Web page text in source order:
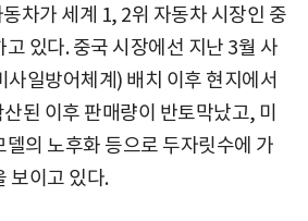
차가 세계 1, 2위 자동차 시장인 중
있다. 중국 시장에선 지난 3월 사
일방어체계) 배치 이후 현지에서
된 이후 판매량이 반토막났고, 미
의 노후화 등으로 두자릿수에 가
보이고 있다.